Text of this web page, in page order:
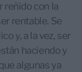
reñido con la
rentable. Se
y, a la vez, ser
haciendo y
algunas ya